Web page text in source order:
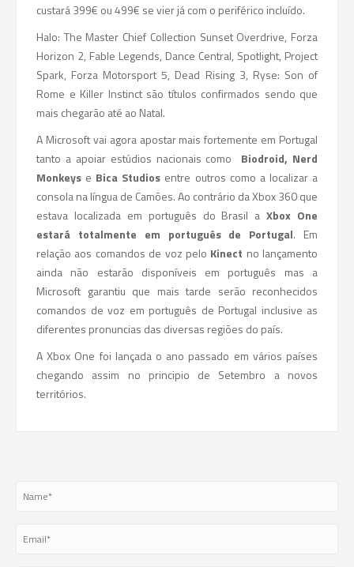
custará 399€ ou 499€ se vier já com o periférico incluído.
Halo: The Master Chief Collection Sunset Overdrive, Forza
Horizon 2, Fable Legends, Dance Central, Spotlight, Project
Spark, Forza Motorsport 5, Dead Rising 3, Ryse: Son of
Rome e Killer Instinct são títulos confirmados sendo que
mais chegarão até ao Natal.
A Microsoft vai agora apostar mais fortemente em Portugal
tanto a apoiar estúdios nacionais como Biodroid, Nerd
Monkeys e Bica Studios entre outros como a localizar a
consola na língua de Camões. Ao contrário da Xbox 360 que
estava localizada em português do Brasil a Xbox One
estará totalmente em português de Portugal. Em
relação aos comandos de voz pelo Kinect no lançamento
ainda não estarão disponíveis em português mas a
Microsoft garantiu que mais tarde serão reconhecidos
comandos de voz em português de Portugal inclusive as
diferentes pronuncias das diversas regiões do país.
A Xbox One foi lançada o ano passado em vários países
chegando assim no principio de Setembro a novos
territórios.